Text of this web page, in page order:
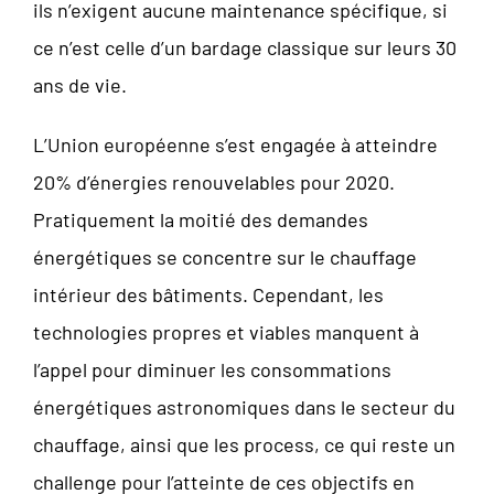
ils n’exigent aucune maintenance spécifique, si
ce n’est celle d’un bardage classique sur leurs 30
ans de vie.
L’Union européenne s’est engagée à atteindre
20% d’énergies renouvelables pour 2020.
Pratiquement la moitié des demandes
énergétiques se concentre sur le chauffage
intérieur des bâtiments. Cependant, les
technologies propres et viables manquent à
l’appel pour diminuer les consommations
énergétiques astronomiques dans le secteur du
chauffage, ainsi que les process, ce qui reste un
challenge pour l’atteinte de ces objectifs en